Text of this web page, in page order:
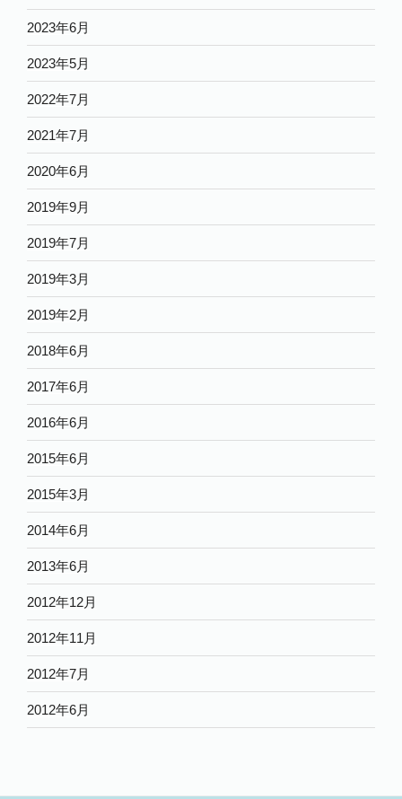
2023年6月
2023年5月
2022年7月
2021年7月
2020年6月
2019年9月
2019年7月
2019年3月
2019年2月
2018年6月
2017年6月
2016年6月
2015年6月
2015年3月
2014年6月
2013年6月
2012年12月
2012年11月
2012年7月
2012年6月